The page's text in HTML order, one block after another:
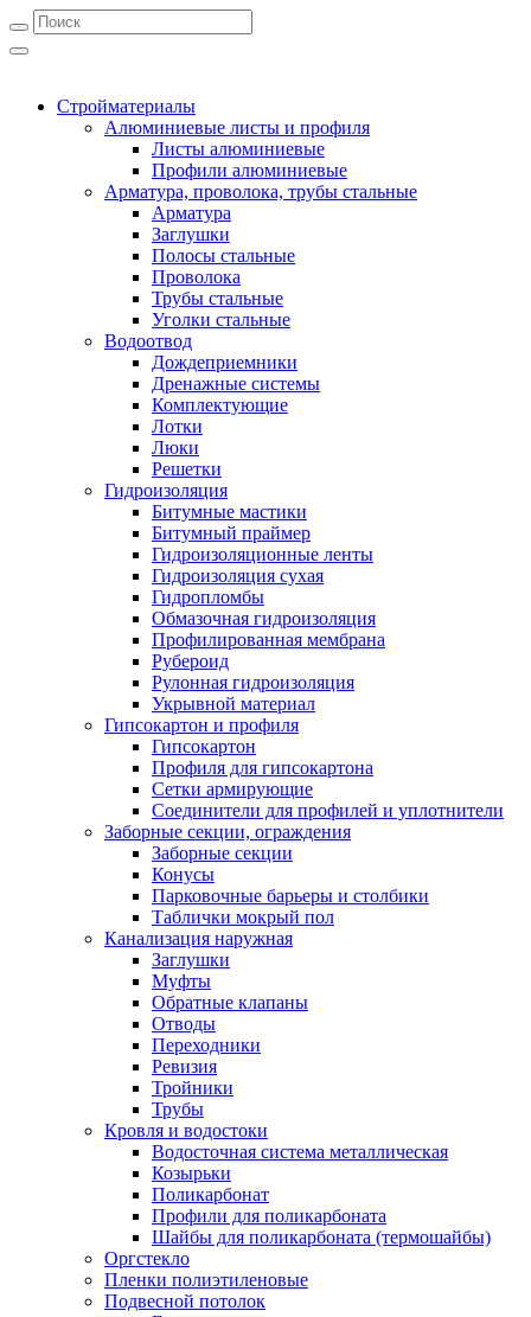
Стройматериалы
Алюминиевые листы и профиля
Листы алюминиевые
Профили алюминиевые
Арматура, проволока, трубы стальные
Арматура
Заглушки
Полосы стальные
Проволока
Трубы стальные
Уголки стальные
Водоотвод
Дождеприемники
Дренажные системы
Комплектующие
Лотки
Люки
Решетки
Гидроизоляция
Битумные мастики
Битумный праймер
Гидроизоляционные ленты
Гидроизоляция сухая
Гидропломбы
Обмазочная гидроизоляция
Профилированная мембрана
Рубероид
Рулонная гидроизоляция
Укрывной материал
Гипсокартон и профиля
Гипсокартон
Профиля для гипсокартона
Сетки армирующие
Соединители для профилей и уплотнители
Заборные секции, ограждения
Заборные секции
Конусы
Парковочные барьеры и столбики
Таблички мокрый пол
Канализация наружная
Заглушки
Муфты
Обратные клапаны
Отводы
Переходники
Ревизия
Тройники
Трубы
Кровля и водостоки
Водосточная система металлическая
Козырьки
Поликарбонат
Профили для поликарбоната
Шайбы для поликарбоната (термошайбы)
Оргстекло
Пленки полиэтиленовые
Подвесной потолок